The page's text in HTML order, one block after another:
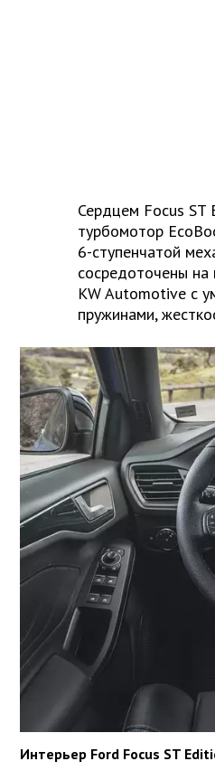
Сердцем Focus ST
турбомотор
6-ступенчатой
сосредоточены на
KWAutomotive с
пружинами,
Интерьер Ford Focus ST